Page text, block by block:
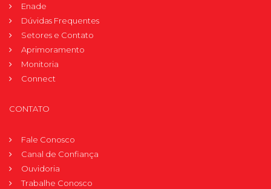
Enade
Dúvidas Frequentes
Setores e Contato
Aprimoramento
Monitoria
Connect
CONTATO
Fale Conosco
Canal de Confiança
Ouvidoria
Trabalhe Conosco